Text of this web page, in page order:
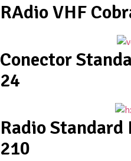
RAdio VHF
Conector
24
Radio Standard
210